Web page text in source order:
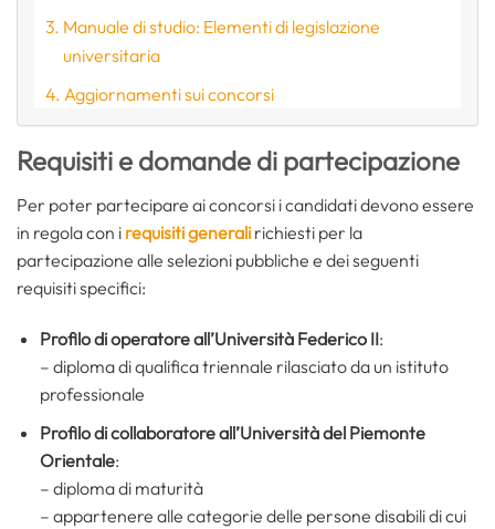
Manuale di studio: Elementi di legislazione
universitaria
Aggiornamenti sui concorsi
Requisiti e domande di partecipazione
Per poter partecipare ai concorsi i candidati devono essere
in regola con i requisiti generali richiesti per la
partecipazione alle selezioni pubbliche e dei seguenti
requisiti specifici:
Profilo di operatore all’Università Federico II:
– diploma di qualifica triennale rilasciato da un istituto
professionale
Profilo di collaboratore all’Università del Piemonte
Orientale:
– diploma di maturità
– appartenere alle categorie delle persone disabili di cui